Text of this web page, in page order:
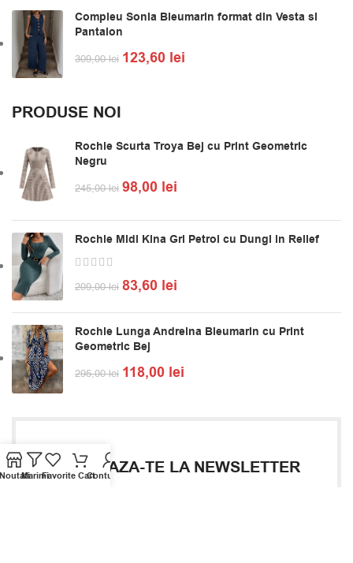
Compleu Sonia Bleumarin format din Vesta si
Pantalon
309,00lei 123,60 lei
PRODUSE NOI
Rochie Scurta Troya Bej cu Print Geometric
Negru
245,00lei 98,00 lei
Rochie Midi Kina Gri Petrol cu Dungi in Relief
209,00lei 83,60 lei
Rochie Lunga Andreina Bleumarin cu Print
Geometric Bej
295,00lei 118,00 lei
ABONEAZA-TE LA NEWSLETTER
MarimiFavorite CartContul Meu